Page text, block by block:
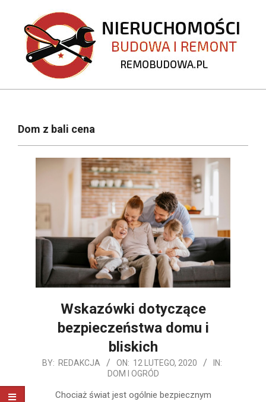
content
REMOBUDOWA.PL
NavigationDom z bali cena
Wskazówki dotyczące
bezpieczeństwa domu i
bliskich
2020-
BY: REDAKCJA ON: 12 LUTEGO, 2020
IN:
DOM I OGRÓD
Chociaż świat jest ogólnie bezpiecznym